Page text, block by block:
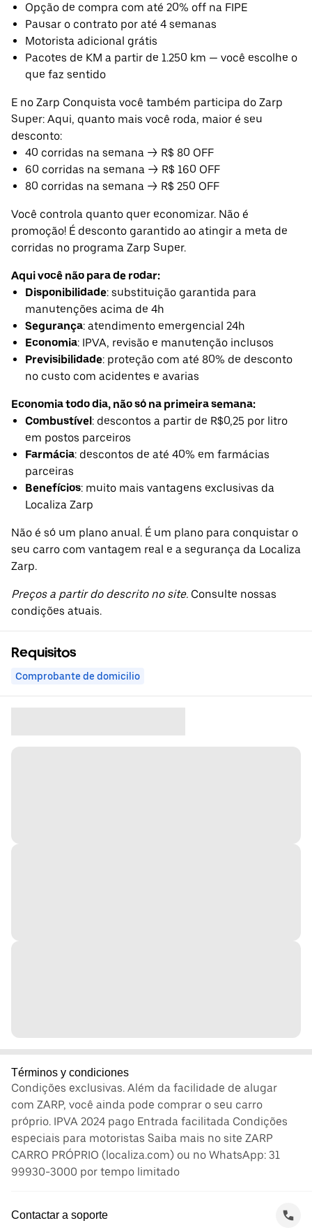
Opção de compra com até 20% off na FIPE
Pausar o contrato por até 4 semanas
Motorista adicional grátis
Pacotes de KM a partir de 1.250 km — você escolhe o
que faz sentido
E no Zarp Conquista você também participa do Zarp
Super: Aqui, quanto mais você roda, maior é seu
desconto:
40 corridas na semana → R$ 80 OFF
60 corridas na semana → R$ 160 OFF
80 corridas na semana → R$ 250 OFF
Você controla quanto quer economizar. Não é
promoção! É desconto garantido ao atingir a meta de
corridas no programa Zarp Super.
Aqui você não para de rodar:
Disponibilidade: substituição garantida para
manutenções acima de 4h
Segurança: atendimento emergencial 24h
Economia: IPVA, revisão e manutenção inclusos
Previsibilidade: proteção com até 80% de desconto
no custo com acidentes e avarias
Economia todo dia, não só na primeira semana:
Combustível: descontos a partir de R$0,25 por litro
em postos parceiros
Farmácia: descontos de até 40% em farmácias
parceiras
Benefícios: muito mais vantagens exclusivas da
Localiza Zarp
Não é só um plano anual. É um plano para conquistar o
seu carro com vantagem real e a segurança da Localiza
Zarp.
Preços a partir do descrito no site. Consulte nossas
condições atuais.
Requisitos
Comprobante de domicilio
Términos y condiciones
Condições exclusivas. Além da facilidade de alugar
com ZARP, você ainda pode comprar o seu carro
próprio. IPVA 2024 pago Entrada facilitada Condições
especiais para motoristas Saiba mais no site ZARP
CARRO PRÓPRIO (localiza.com) ou no WhatsApp: 31
99930-3000 por tempo limitado
Contactar a soporte